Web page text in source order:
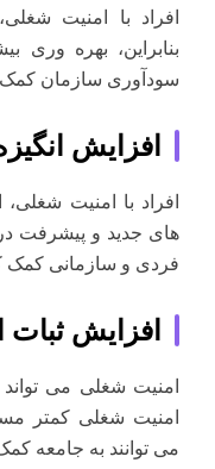
افراد با امنیت
بنابراین، بهره وری
سودآوری سازمان کمک
افزایش
افراد با امنیت
های جدید و پیشرفت در
فردی و سازمانی کمک
افزایش ثبات
امنیت شغلی می
امنیت شغلی کمتر
می توانند به جامعه